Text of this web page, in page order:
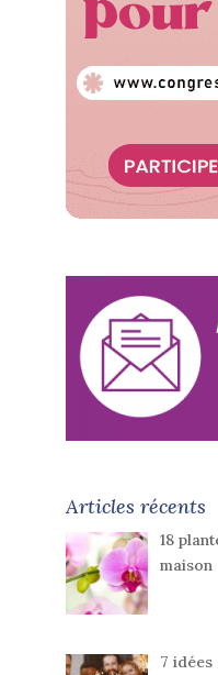
Articles récents
18
maison
7